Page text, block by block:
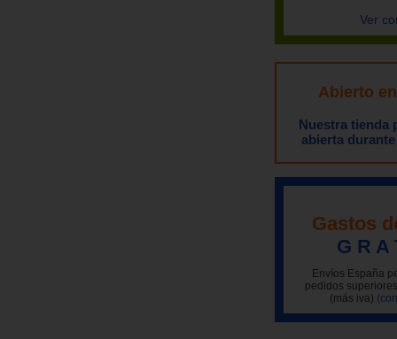
Ver
Abierto
Nuestra tienda
abierta
Gastos
G R A
Envíos España
pedidos
(más iva)